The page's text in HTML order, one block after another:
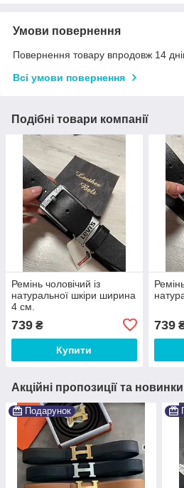
Умови повернення
Повернення товару впродовж 14
Всі умови повернення
Подібні товари компанії
Ремінь чоловічий із
натуральної шкіри ширина
4 см.
739 ₴
Купити
739
Акційні пропозиції та новинки
Подарунок